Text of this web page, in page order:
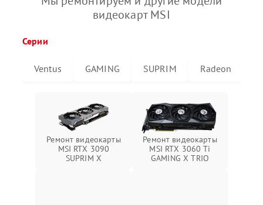
видеокарт MSI
Серии
Ventus GAMING SUPRIM Radeon
Ремонт видеокарты
MSI RTX 3090
SUPRIM X
Ремонт видеокарты
MSI RTX 3060 Ti
GAMING X TRIO